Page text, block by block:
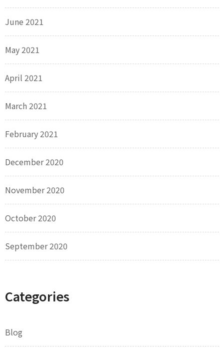
June 2021
May 2021
April 2021
March 2021
February 2021
December 2020
November 2020
October 2020
September 2020
Categories
Blog